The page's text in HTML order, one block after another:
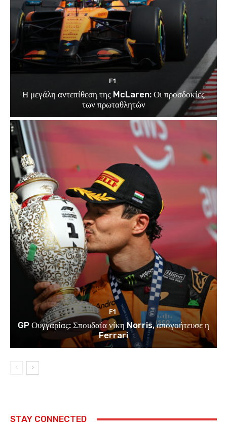
F1
Η μεγάλη αντεπίθεση της McLaren: Οι προσδοκίες
των πρωταθλητών
F1
GP Ουγγαρίας: Σπουδαία νίκη Norris, απογοήτευσε η
Ferrari
STAY CONNECTED